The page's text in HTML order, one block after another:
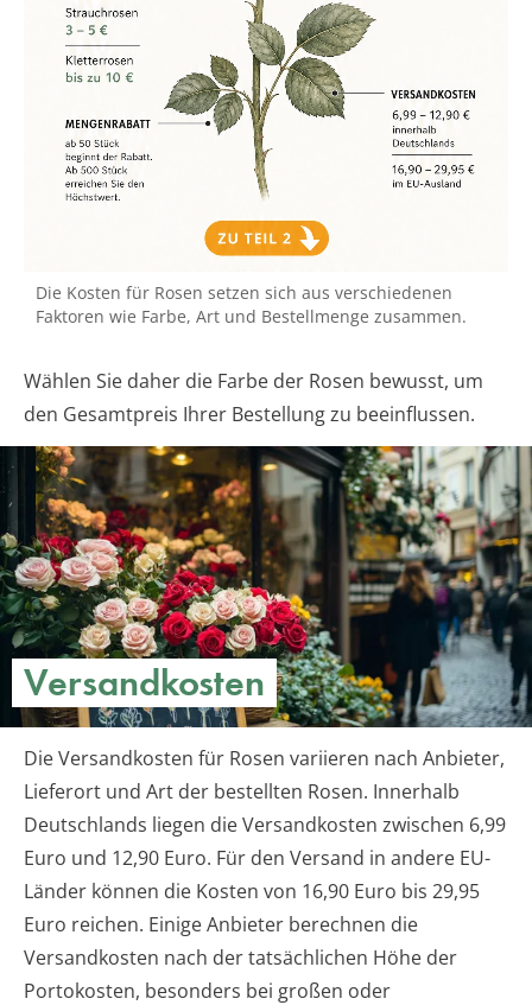
Die Kosten für Rosen setzen sich aus verschiedenen
Faktoren wie Farbe, Art und Bestellmenge zusammen.
Wählen Sie daher die Farbe der Rosen bewusst, um
den Gesamtpreis Ihrer Bestellung zu beeinflussen.
Versandkosten
Die Versandkosten für Rosen variieren nach Anbieter,
Lieferort und Art der bestellten Rosen. Innerhalb
Deutschlands liegen die Versandkosten zwischen 6,99
Euro und 12,90 Euro. Für den Versand in andere EU-
Länder können die Kosten von 16,90 Euro bis 29,95
Euro reichen. Einige Anbieter berechnen die
Versandkosten nach der tatsächlichen Höhe der
Portokosten, besonders bei großen oder